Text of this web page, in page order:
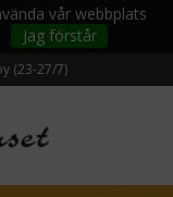
vår webbplats
Jag förstår
(23-27/7)